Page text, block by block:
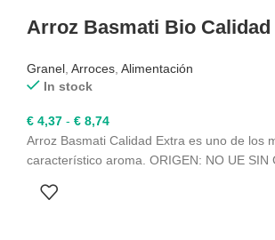
Arroz Basmati Bio
Granel Arroces Alimentación
In stock
€ 4,37 - € 8,74Rango
de
precios:
Arroz Basmati Calidad Extra es uno de los
característico aroma. ORIGEN: NO UE SIN